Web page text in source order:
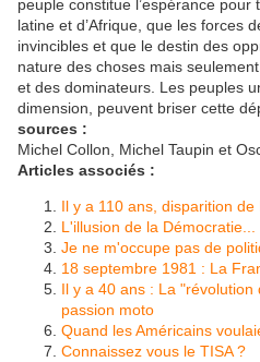
peuple constitue l’espérance pour
latine et d’Afrique, que les forces
invincibles et que le destin des
nature des choses mais
et des dominateurs. Les peuples
dimension, peuvent briser cette
sources :
Michel Collon, Michel Taupin et
Articles associés :
Il y a 110 ans, disparition de
L'illusion de la Démocratie...
Je ne m'occupe pas de
18 septembre 1981 : La
Il y a 40 ans : La
passion moto
Quand les Américains
Connaissez vous le TISA ?